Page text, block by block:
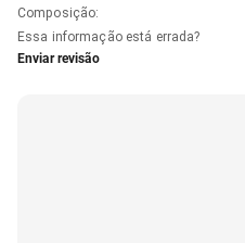
Composição:
Essa informação está errada?
Enviar revisão